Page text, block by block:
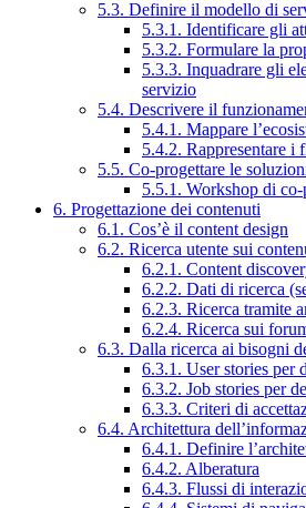
5.3. Definire il modello di
5.3.1. Identificare gli
5.3.2. Formulare la
5.3.3. Inquadrare gli
servizio
5.4. Descrivere il
5.4.1. Mappare
5.4.2. Rappresentare i
5.5. Co-progettare le
5.5.1. Workshop di
6. Progettazione dei contenuti
6.1. Cos’è il content design
6.2. Ricerca utente sui
6.2.1. Content
6.2.2. Dati di ricerca
6.2.3. Ricerca tramite
6.2.4. Ricerca sui
6.3. Dalla ricerca ai bisogni
6.3.1. User stories per
6.3.2. Job stories per
6.3.3. Criteri di
6.4. Architettura
6.4.1. Definire
6.4.2. Alberatura
6.4.3. Flussi di